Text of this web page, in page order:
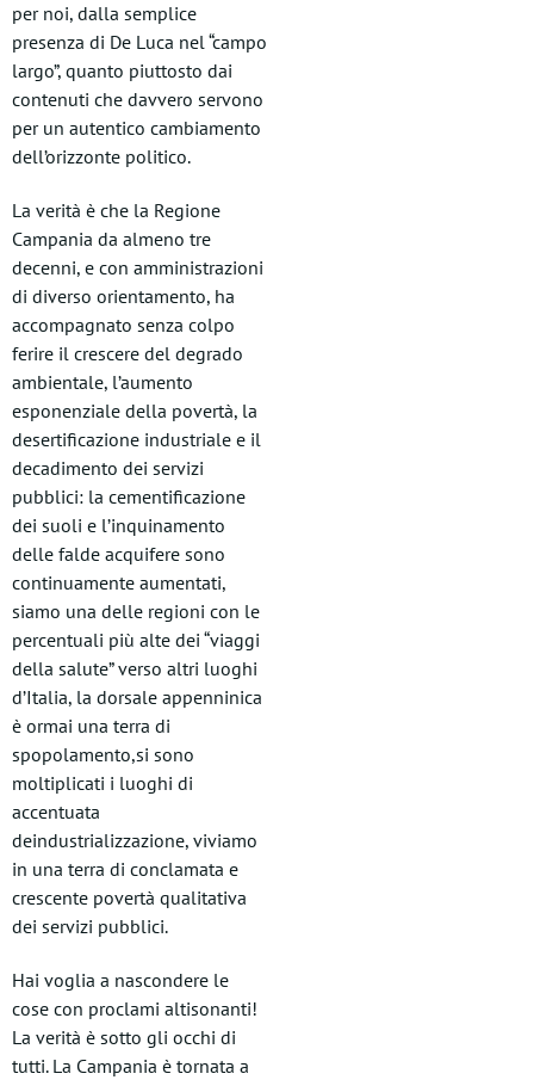
per noi, dalla semplice
presenza di De Luca nel “campo
largo”, quanto piuttosto dai
contenuti che davvero servono
per un autentico cambiamento
dell’orizzonte politico.
La verità è che la Regione
Campania da almeno tre
decenni, e con amministrazioni
di diverso orientamento, ha
accompagnato senza colpo
ferire il crescere del degrado
ambientale, l’aumento
esponenziale della povertà, la
desertificazione industriale e il
decadimento dei servizi
pubblici: la cementificazione
dei suoli e l’inquinamento
delle falde acquifere sono
continuamente aumentati,
siamo una delle regioni con le
percentuali più alte dei “viaggi
della salute” verso altri luoghi
d’Italia, la dorsale appenninica
è ormai una terra di
spopolamento,si sono
moltiplicati i luoghi di
accentuata
deindustrializzazione, viviamo
in una terra di conclamata e
crescente povertà qualitativa
dei servizi pubblici.
Hai voglia a nascondere le
cose con proclami altisonanti!
La verità è sotto gli occhi di
tutti. La Campania è tornata a